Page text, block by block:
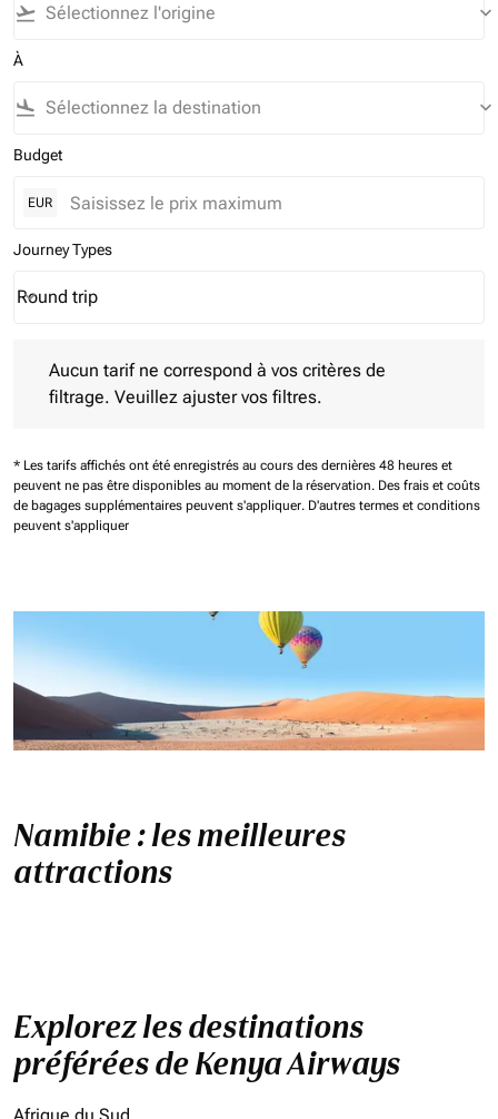
flight_takeoff keyboard_arrow_down
À
flight_land keyboard_arrow_down
Budget
EUR
Journey Types
Journey Types option Round trip Selected
Round trip
keyboard_arrow_down
Aucun tarif ne correspond à vos critères de
filtrage. Veuillez ajuster vos filtres.
* Les tarifs affichés ont été enregistrés au cours des dernières 48 heures et
peuvent ne pas être disponibles au moment de la réservation. Des frais et coûts
de bagages supplémentaires peuvent s'appliquer. D'autres termes et conditions
peuvent s'appliquer
Namibie : les meilleures
attractions
Explorez les destinations
préférées de Kenya Airways